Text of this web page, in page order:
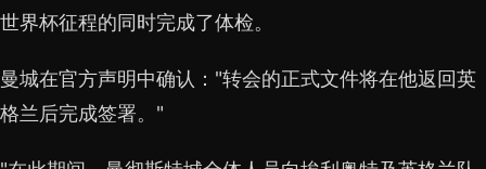
世界杯征程的同时完成了体检。
曼城在官方声明中确认："转会的正式文件将在他返回英
格兰后完成签署。"